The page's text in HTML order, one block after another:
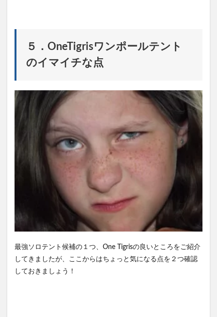
５．OneTigrisワンポールテント
のイマイチな点
最強ソロテント候補の１つ、One Tigrisの良いところをご紹介
してきましたが、ここからはちょっと気になる点を２つ確認
しておきましょう！